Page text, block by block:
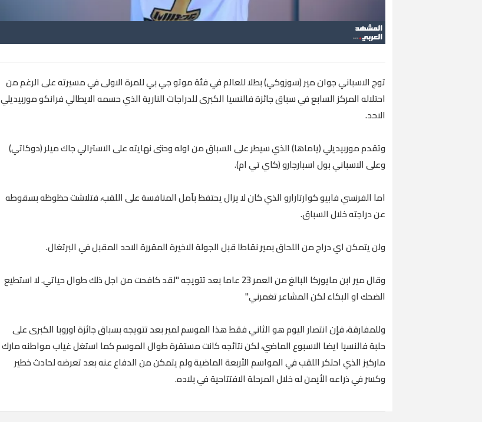
توج الاسباني جوان مير (سوزوكي) بطلا للعالم في فئة موتو جي بي للمرة الاولى في مسيرته على الرغم من
احتلاله المركز السابع في سباق جائزة فالنسيا الكبرى للدراجات النارية الذي حسمه الايطالي فرانكو موربيديلي
الاحد.
وتقدم موربيديلي (ياماها) الذي سيطر على السباق من اوله وحتى نهايته على الاسترالي جاك ميلر (دوكاتي)
وعلى الاسباني بول اسبارجارو (كاي تي ام).
اما الفرنسي فابيو كوارتارارو الذي كان لا يزال يحتفظ بآمل المنافسة على اللقب، فتلاشت حظوظه بسقوطه
عن دراجته خلال السباق.
ولن يتمكن اي دراج من اللحاق بمير نقاطا قبل الجولة الاخيرة المقررة الاحد المقبل في البرتغال.
وقال مير ابن مايوركا البالغ من العمر 23 عاما بعد تتويجه "لقد كافحت من اجل ذلك طوال حياتي. لا استطيع
الضحك او البكاء لكن المشاعر تغمرني"
وللمفارقة، فإن انتصار اليوم هو الثاني فقط هذا الموسم لمير بعد تتويجه بسباق جائزة اوروبا الكبرى على
حلبة فالنسيا ايضا الاسبوع الماضي، لكن نتائجه كانت مستقرة طوال الموسم كما استغل غياب مواطنه مارك
ماركيز الذي احتكر اللقب في المواسم الأربعة الماضية ولم يتمكن من الدفاع عنه بعد تعرضه لحادث خطير
وكسر في ذراعه الأيمن له خلال المرحلة الافتتاحية في بلاده.